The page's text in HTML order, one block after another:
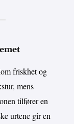
friskhet og
mens
tilfører en
urtene gir en